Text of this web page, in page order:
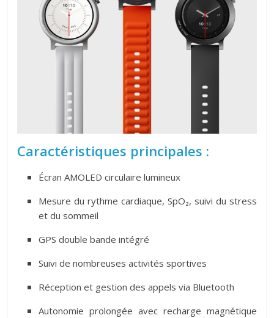
Caractéristiques principales :
Écran AMOLED circulaire lumineux
Mesure du rythme cardiaque, SpO₂, suivi du stress
et du sommeil
GPS double bande intégré
Suivi de nombreuses activités sportives
Réception et gestion des appels via Bluetooth
Autonomie prolongée avec recharge magnétique